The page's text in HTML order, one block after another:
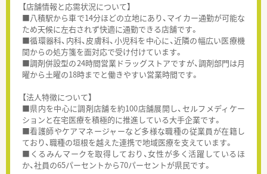
【店舗情報と応需状況について】
■八積駅から車で14分ほどの立地にあり、マイカー通勤が可能な
ため天候に左右されず快適に通勤できる店舗です。
■循環器科、内科、皮膚科、小児科を中心に、近隣の幅広い医療機
関からの処方箋を面対応で受け付けています。
■調剤併設型の24時間営業ドラッグストアですが、調剤部門は月
曜から土曜の18時までと働きやすい営業時間です。
【法人特徴について】
■県内を中心に調剤店舗を約100店舗展開し、セルフメディケー
ションと在宅医療を積極的に推進している大手企業です。
■看護師やケアマネージャーなど多様な職種の従業員が在籍し
ており、職種の垣根を越えた連携で地域医療を支えています。
■くるみんマークを取得しており、女性が多く活躍しているほ
か、社員の65パーセントから70パーセントが県民です。